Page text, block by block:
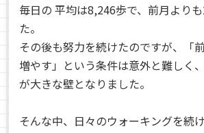
毎日の 平均は8,246歩で、前月より
た。
その後も努力を続けたのですが、「
増やす」という条件は意外と難しく
が大きな壁となりました。
そんな中、日々のウォーキングを続